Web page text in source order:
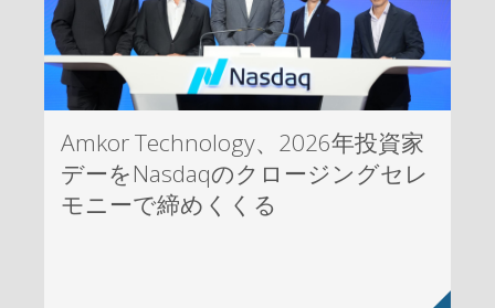
Amkor Technology、2026年投資家
デーをNasdaqのクロージングセレ
モニーで締めくくる